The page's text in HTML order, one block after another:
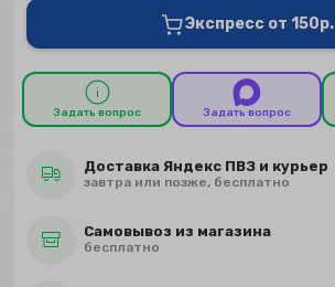
Экспресс от 150р.
Задать вопрос Задать вопрос
Доставка Яндекс ПВЗ и курьер
завтра или позже, бесплатно
Самовывоз из магазина
бесплатно